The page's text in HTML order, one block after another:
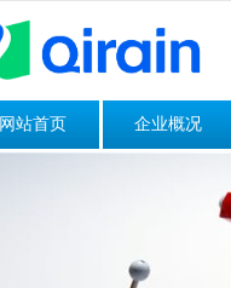
网站首页 企业概况